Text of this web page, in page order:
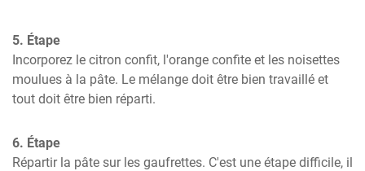
5. Étape
Incorporez le citron confit, l'orange confite et les noisettes
moulues à la pâte. Le mélange doit être bien travaillé et
tout doit être bien réparti.
6. Étape
Répartir la pâte sur les gaufrettes. C'est une étape difficile, il